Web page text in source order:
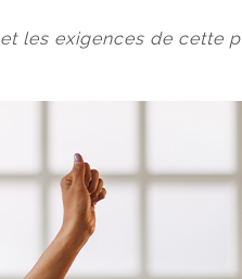
les exigences de cette